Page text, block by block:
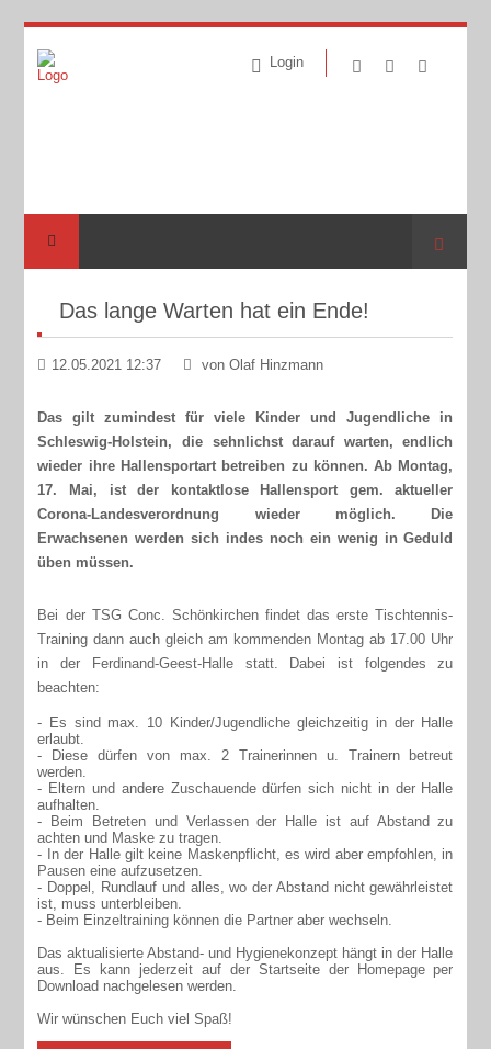
Login
Suche
Das lange Warten hat ein Ende!
12.05.2021 12:37 von Olaf Hinzmann
Das gilt zumindest für viele Kinder und Jugendliche in
Schleswig-Holstein, die sehnlichst darauf warten, endlich
wieder ihre Hallensportart betreiben zu können. Ab Montag,
17. Mai, ist der kontaktlose Hallensport gem. aktueller
Corona-Landesverordnung wieder möglich. Die
Erwachsenen werden sich indes noch ein wenig in Geduld
üben müssen.
Bei der TSG Conc. Schönkirchen findet das erste Tischtennis-
Training dann auch gleich am kommenden Montag ab 17.00 Uhr
in der Ferdinand-Geest-Halle statt. Dabei ist folgendes zu
beachten:
- Es sind max. 10 Kinder/Jugendliche gleichzeitig in der Halle
erlaubt.
- Diese dürfen von max. 2 Trainerinnen u. Trainern betreut
werden.
- Eltern und andere Zuschauende dürfen sich nicht in der Halle
aufhalten.
- Beim Betreten und Verlassen der Halle ist auf Abstand zu
achten und Maske zu tragen.
- In der Halle gilt keine Maskenpflicht, es wird aber empfohlen, in
Pausen eine aufzusetzen.
- Doppel, Rundlauf und alles, wo der Abstand nicht gewährleistet
ist, muss unterbleiben.
- Beim Einzeltraining können die Partner aber wechseln.
Das aktualisierte Abstand- und Hygienekonzept hängt in der Halle
aus. Es kann jederzeit auf der Startseite der Homepage per
Download nachgelesen werden.
Wir wünschen Euch viel Spaß!